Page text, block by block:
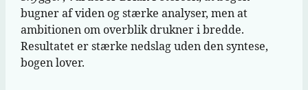
bugner af viden og stærke analyser, men at
ambitionen om overblik drukner i bredde.
Resultatet er stærke nedslag uden den syntese,
bogen lover.